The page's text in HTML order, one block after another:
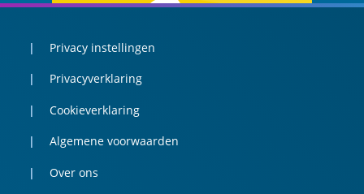
Privacy instellingen
Privacyverklaring
Cookieverklaring
Algemene voorwaarden
Over ons